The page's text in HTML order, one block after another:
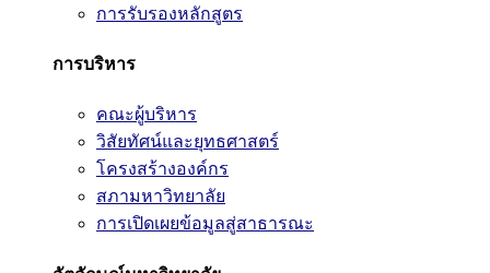
การรับรองหลักสูตร
การบริหาร
คณะผู้บริหาร
วิสัยทัศน์และยุทธศาสตร์
โครงสร้างองค์กร
สภามหาวิทยาลัย
การเปิดเผยข้อมูลสู่สาธารณะ